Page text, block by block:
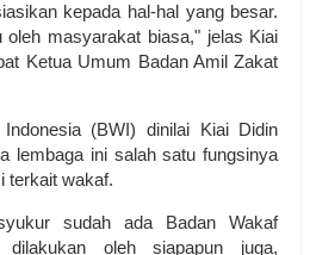
kepada hal-hal yang besar.
oleh masyarakat biasa," jelas Kiai
Ketua Umum Badan Amil Zakat
(BWI) dinilai Kiai Didin
lembaga ini salah satu fungsinya
terkait wakaf.
sudah ada Badan Wakaf
dilakukan oleh siapapun juga,